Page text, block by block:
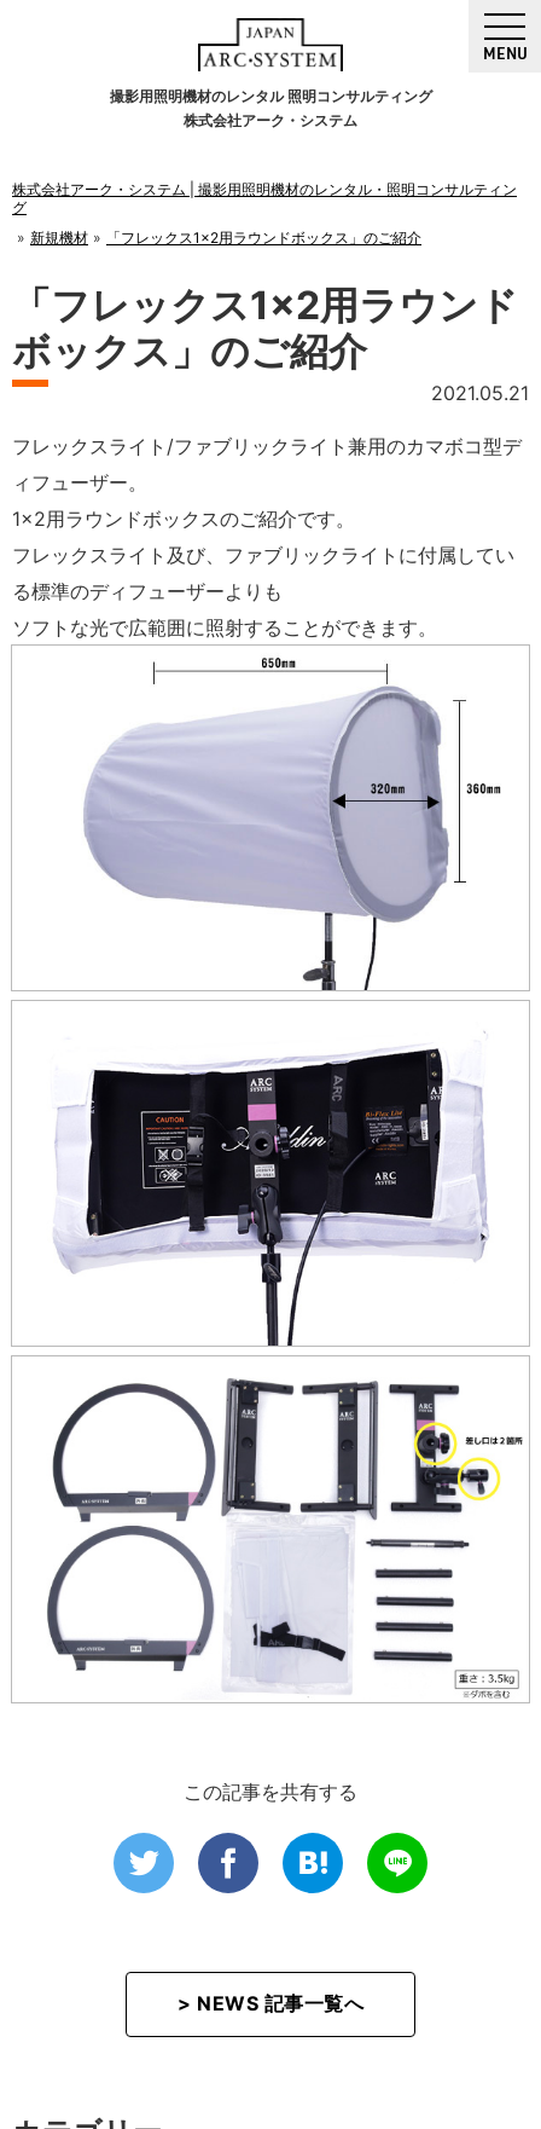
撮影用照明機材のレンタル 照明コンサルティング
株式会社アーク・システム
MENU
株式会社アーク・システム | 撮影用照明機材のレンタル・照明コンサルティン
グ
新規機材
「フレックス1×2用ラウンドボックス」のご紹介
「フレックス1×2用ラウンド
ボックス」のご紹介
2021.05.21
フレックスライト/ファブリックライト兼用のカマボコ型デ
ィフューザー。
1×2用ラウンドボックスのご紹介です。
フレックスライト及び、ファブリックライトに付属してい
る標準のディフューザーよりも
ソフトな光で広範囲に照射することができます。
この記事を共有する
> NEWS 記事一覧へ